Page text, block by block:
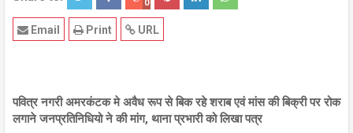
0
URL
Print
Email
पवित्र नगरी अमरकंटक मे अवैध रूप से बिक रहे शराब एवं मांस की बिक्री पर रोक
लगाने जनप्रतिनिधियो ने की मांग, थाना प्रभारी को लिखा पत्र